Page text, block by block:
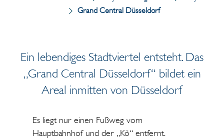
Grand Central Düsseldorf
Ein lebendiges Stadtviertel entsteht. Das
„Grand Central Düsseldorf“ bildet ein
Areal inmitten von Düsseldorf
Es liegt nur einen Fußweg vom
Hauptbahnhof und der „Kö“ entfernt.